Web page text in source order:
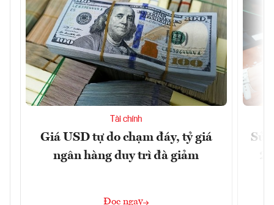
Tài chính
Giá USD tự do chạm đáy, tỷ giá
ngân hàng duy trì đà giảm
Đọc ngay